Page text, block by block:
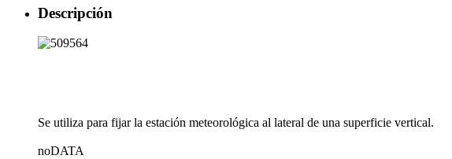
Descripción
Se utiliza para fijar la estación meteorológica al lateral de una superficie vertical.
noDATA